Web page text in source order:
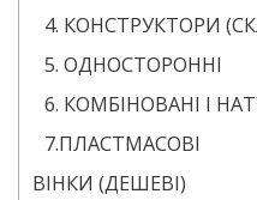
4. КОНСТРУКТОРИ
5. ОДНОСТОРОННІ
6. КОМБІНОВАНІ І
7.ПЛАСТМАСОВІ
ВІНКИ (ДЕШЕВІ)